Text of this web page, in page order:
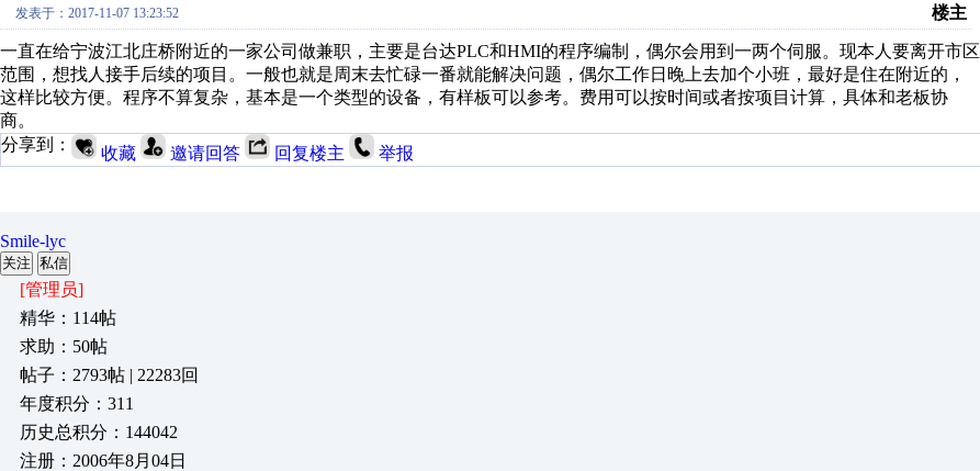
发表于：2017-11-07 13:23:52 楼主
一直在给宁波江北庄桥附近的一家公司做兼职，主要是台达PLC和HMI的程序编制，偶尔会用到一两个伺服。现本人要离开市区
范围，想找人接手后续的项目。一般也就是周末去忙碌一番就能解决问题，偶尔工作日晚上去加个小班，最好是住在附近的，
这样比较方便。程序不算复杂，基本是一个类型的设备，有样板可以参考。费用可以按时间或者按项目计算，具体和老板协
商。
分享到：
收藏 邀请回答 回复楼主 举报
Smile-lyc
关注 私信
[管理员]
精华：114帖
求助：50帖
帖子：2793帖 | 22283回
年度积分：311
历史总积分：144042
注册：2006年8月04日